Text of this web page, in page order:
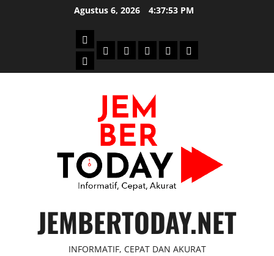
Agustus 6, 2026 4:37:53 PM
Beranda
News
PolitikOtomotifEkonomiSosialtentang
JEMBERTODAY.NET
INFORMATIF, CEPAT DAN AKURAT